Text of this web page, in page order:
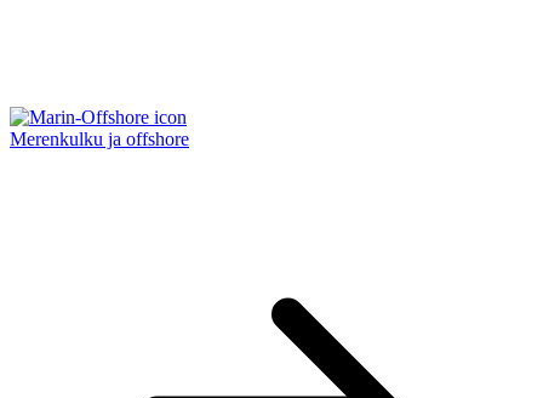
Merenkulku ja offshore